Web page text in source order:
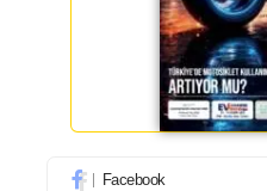
Facebook